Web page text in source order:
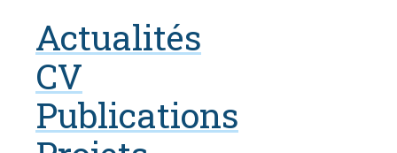
Actualités
CV
Publications